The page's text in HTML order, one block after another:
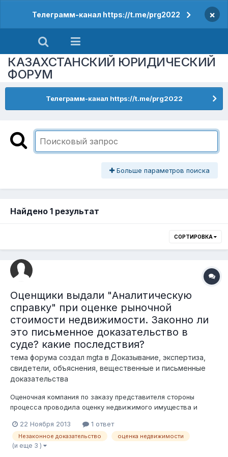
Телеграмм-канал https://t.me/prg2022 ×
КАЗАХСТАНСКИЙ ЮРИДИЧЕСКИЙ
ФОРУМ
Телеграмм-канал https://t.me/prg2022
Больше параметров поиска
Найдено 1 результат
СОРТИРОВКА
Оценщики выдали "Аналитическую
справку" при оценке рыночной
стоимости недвижимости. Законно ли
это письменное доказательство в
суде? какие последствия?
тема форума создал mgta в Доказывание, экспертиза,
свидетели, объяснения, вещественные и письменные
доказательства
Оценочная компания по заказу представителя стороны
процесса проводила оценку недвижимого имущества и
выдала «Аналитическую справку», согласно которой
определение стоимости производилось без визуального
осмотра и без обследования объекта оценк...
22 Ноября 2013 1 ответ
Незаконное доказательство оценка недвижимости
(и еще 3 )